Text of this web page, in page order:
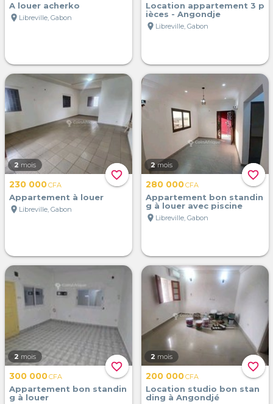
A louer acherko
location_on Libreville, Gabon
Location appartement 3 p
ièces - Angondje
location_on Libreville, Gabon
favorite_border
2 mois
230 000CFA
Appartement à louer
location_on Libreville, Gabon
favorite_border
2 mois
280 000CFA
Appartement bon standin
g à louer avec piscine
location_on Libreville, Gabon
favorite_border
2 mois
300 000CFA
Appartement bon standin
g à louer
favorite_border
2 mois
200 000CFA
Location studio bon stan
ding à Angondjé